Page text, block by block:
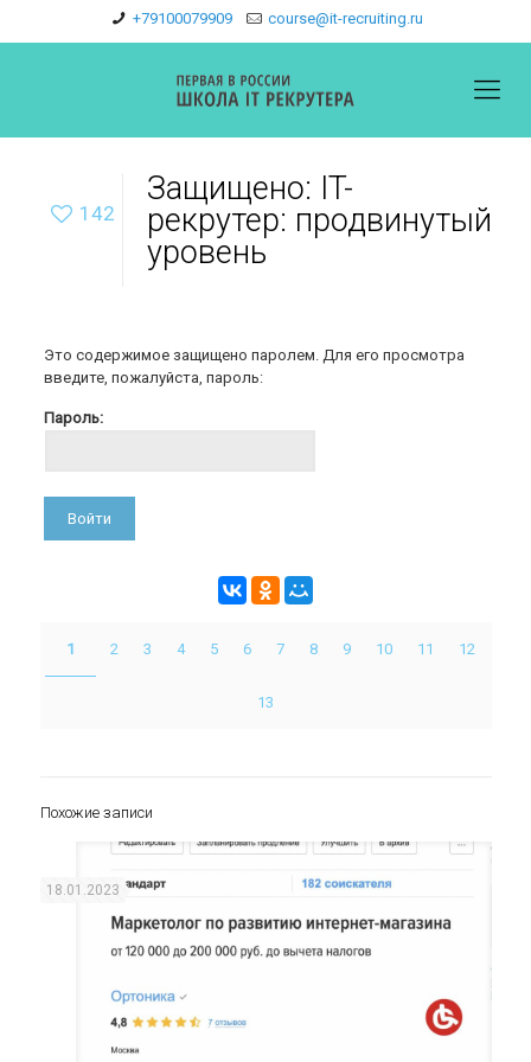
+79100079909 course@it-recruiting.ru
142
Защищено: IT-
рекрутер: продвинутый
уровень
Это содержимое защищено паролем. Для его просмотра
введите, пожалуйста, пароль:
Пароль:
1 2 3 4 5 6 7 8 9 10 11 12
13
Похожие записи
18.01.2023